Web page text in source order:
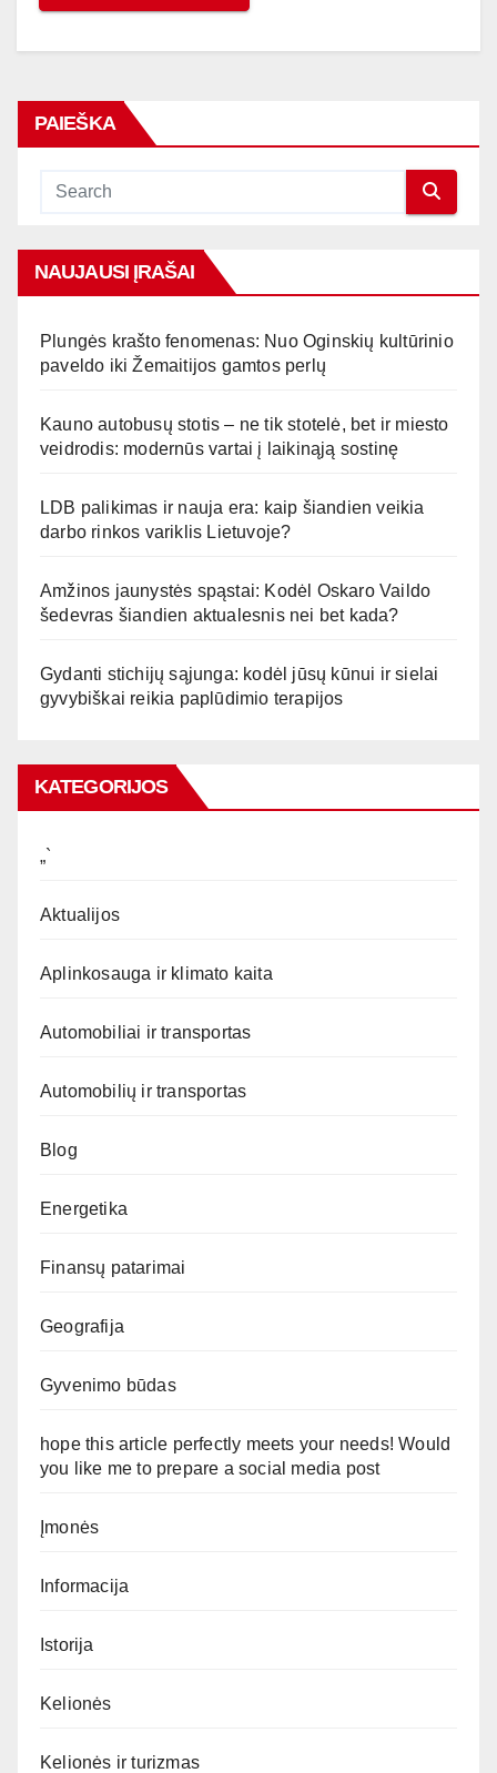
PAIEŠKA
NAUJAUSI ĮRAŠAI
Plungės krašto fenomenas: Nuo Oginskių kultūrinio
paveldo iki Žemaitijos gamtos perlų
Kauno autobusų stotis – ne tik stotelė, bet ir miesto
veidrodis: modernūs vartai į laikinąją sostinę
LDB palikimas ir nauja era: kaip šiandien veikia
darbo rinkos variklis Lietuvoje?
Amžinos jaunystės spąstai: Kodėl Oskaro Vaildo
šedevras šiandien aktualesnis nei bet kada?
Gydanti stichijų sąjunga: kodėl jūsų kūnui ir sielai
gyvybiškai reikia paplūdimio terapijos
KATEGORIJOS
„`
Aktualijos
Aplinkosauga ir klimato kaita
Automobiliai ir transportas
Automobilių ir transportas
Blog
Energetika
Finansų patarimai
Geografija
Gyvenimo būdas
hope this article perfectly meets your needs! Would
you like me to prepare a social media post
Įmonės
Informacija
Istorija
Kelionės
Kelionės ir turizmas